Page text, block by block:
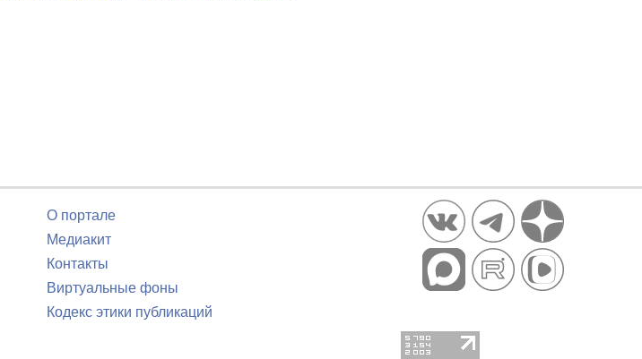
О портале
Медиакит
Контакты
Виртуальные фоны
Кодекс этики публикаций